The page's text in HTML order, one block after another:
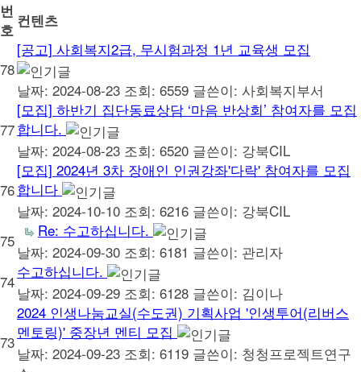
번
호 컨텐츠
78
[공고] 사회복지2급, 무시험과정 1년 교육생 모집
날짜: 2024-08-23 조회: 6559 글쓴이: 사회복지부서
77
[모집] 하반기 집단동료상담 ‘마음 반상회’ 참여자를 모집
합니다.
날짜: 2024-08-23 조회: 6520 글쓴이: 강북CIL
76
[모집] 2024년 3차 장애인 인권강좌'다락' 참여자를 모집
합니다
날짜: 2024-10-10 조회: 6216 글쓴이: 강북CIL
75
Re: 수고하십니다.
날짜: 2024-09-30 조회: 6181 글쓴이: 관리자
74
수고하십니다.
날짜: 2024-09-29 조회: 6128 글쓴이: 김이나
73
2024 인생나눔교실(수도권) 기획사업 '인생투어(리버스
멘토링)' 중장년 멘티 모집
날짜: 2024-09-23 조회: 6119 글쓴이: 청청프로젝트연구